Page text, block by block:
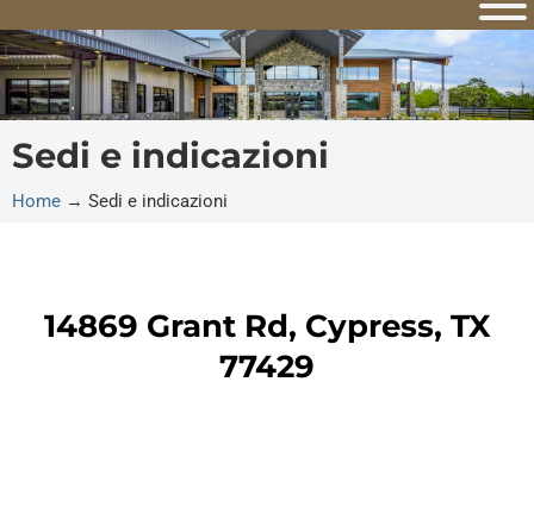
Sedi e indicazioni
Home → Sedi e indicazioni
14869 Grant Rd, Cypress, TX
77429